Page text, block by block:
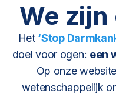
We zijn
Het ‘Stop
doel voor ogen: een
Op onze
wetenschappelijk